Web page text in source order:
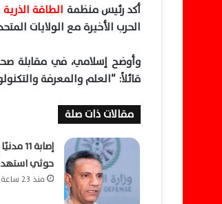
أكد رئيس منظمة الطاقة الذرية
الحرب الأخيرة مع الولايات
وأوضح إسلامي، في مقابلة
قائلاً: “العلم والمعرفة
مقالات ذات صلة
إصابة
حوثي
منذ 23 ساعة